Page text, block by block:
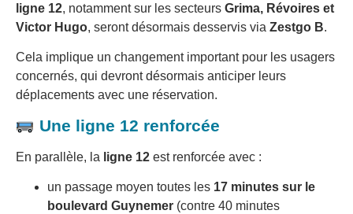
ligne 12, notamment sur les secteurs Grima, Révoires et
Victor Hugo, seront désormais desservis via Zestgo B.
Cela implique un changement important pour les usagers
concernés, qui devront désormais anticiper leurs
déplacements avec une réservation.
Une ligne 12 renforcée
En parallèle, la ligne 12 est renforcée avec :
un passage moyen toutes les 17 minutes sur le
boulevard Guynemer (contre 40 minutes